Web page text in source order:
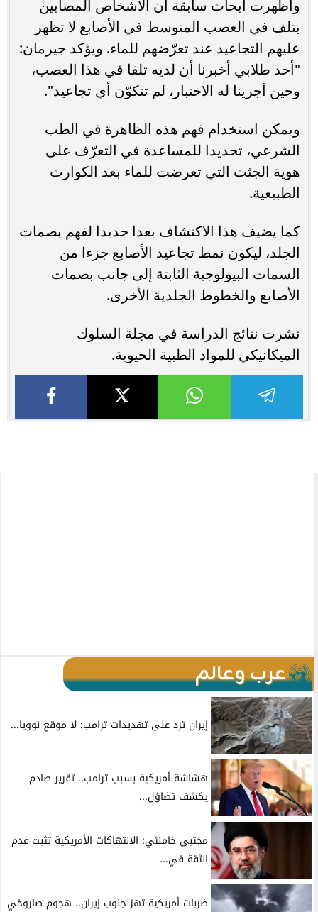
وأظهرت أبحاث سابقة أن الأشخاص المصابين
بتلف في العصب المتوسط في الأصابع لا تظهر
عليهم التجاعيد عند تعرّضهم للماء. ويؤكد جيرمان:
"أحد طلابي أخبرنا أن لديه تلفا في هذا العصب،
وحين أجرينا له الاختبار، لم تتكوّن أي تجاعيد".
ويمكن استخدام فهم هذه الظاهرة في الطب
الشرعي، تحديدا للمساعدة في التعرّف على
هوية الجثث التي تعرضت للماء بعد الكوارث
الطبيعية.
كما يضيف هذا الاكتشاف بعدا جديدا لفهم بصمات
الجلد، ليكون نمط تجاعيد الأصابع جزءا من
السمات البيولوجية الثابتة إلى جانب بصمات
الأصابع والخطوط الجلدية الأخرى.
نشرت نتائج الدراسة في مجلة السلوك
الميكانيكي للمواد الطبية الحيوية.
عرب وعالم
إيران ترد على تهديدات ترامب: لا موقع نوويا...
هشاشة أمريكية بسبب ترامب.. تقرير صادم
يكشف تضاؤل...
مجتبى خامنئي: الانتهاكات الأمريكية تثبت عدم
الثقة في...
ضربات أمريكية تهز جنوب إيران.. هجوم صاروخي